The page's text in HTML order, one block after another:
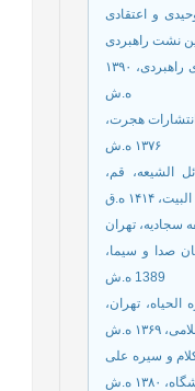
و اعتقادى
نشت راهبردی
عدالت، دبيرخانه نشست اندیشه های راهبردى، ۱۳۹۰
ه.ش
هجرت،
۱۳۷۶ ه.ش
الشیعه، قم،
۱۴۱۴ ه.ق
سجادیه، تهران
صدا و سيما،
1389 ه.ش
تهران،
ه.ش
و سیره علی
ه.ش